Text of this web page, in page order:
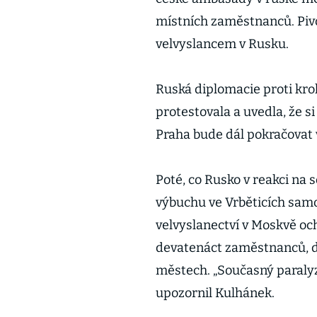
místních zaměstnanců.
velvyslancem v Rusku.
Ruská diplomacie proti
protestovala a uvedla, že
Praha bude dál
Poté, co Rusko v reakci
výbuchu ve Vrběticích
velvyslanectví v Moskvě
devatenáct zaměstnanců,
městech. „Současný
upozornil Kulhánek.